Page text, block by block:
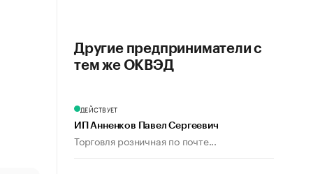
Другие предприниматели с
тем же ОКВЭД
ДЕЙСТВУЕТ
ИП Анненков Павел Сергеевич
Торговля розничная по почте...